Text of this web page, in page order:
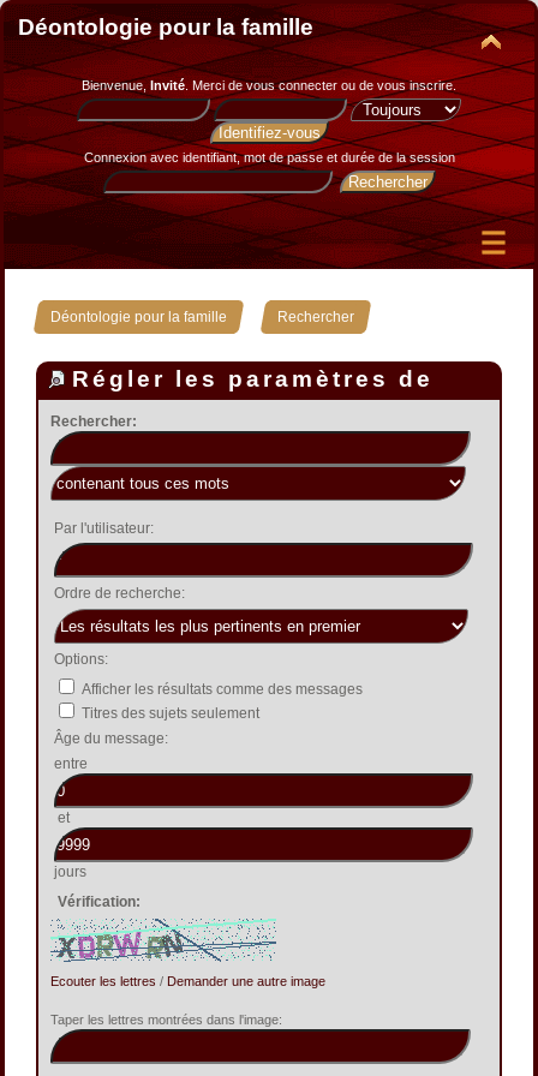
Déontologie pour la famille
Bienvenue, Invité. Merci devous connecter ou de vous inscrire.
Connexion avec identifiant, mot de passe et durée de la session
Déontologie pour la famille » Rechercher
Régler les paramètres de
recherche
Rechercher:
Par l'utilisateur:
Ordre de recherche:
Options:
Afficher les résultats comme des messages
Titres des sujets seulement
Âge du message:
entre
et
jours
Vérification:
Ecouter les lettres / Demander une autre image
Taper les lettres montrées dans l'image: